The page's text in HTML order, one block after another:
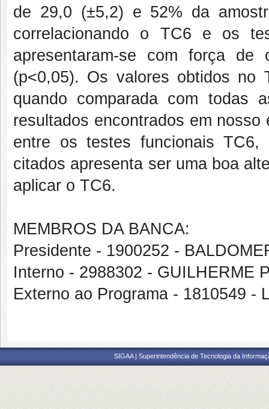
de 29,0 (±5,2) e 52% da
correlacionando o TC6 e os
apresentaram-se com força de
(p<0,05). Os valores obtidos no
quando comparada com todas
resultados encontrados em
entre os testes funcionais
citados apresenta ser uma boa
aplicar o TC6.
MEMBROS DA BANCA:
Presidente - 1900252 -
Interno - 2988302 - GUILHERME
Externo ao Programa - 1810549 -
SIGAA | Superintendência de Tecnologia da